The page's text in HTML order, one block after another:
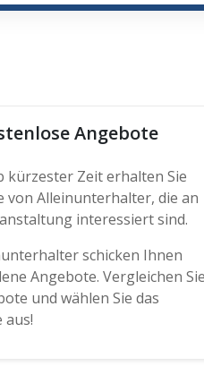
Angebote
kürzester Zeit erhalten Sie
von Alleinunterhalter, die an
interessiert sind.
schicken Ihnen
Angebote. Vergleichen Sie
und wählen Sie das
aus!